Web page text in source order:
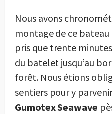
Nous avons
montage de ce
pris que trente
du batelet jusqu’au
forêt. Nous étions
sentiers pour y
Gumotex Seawave